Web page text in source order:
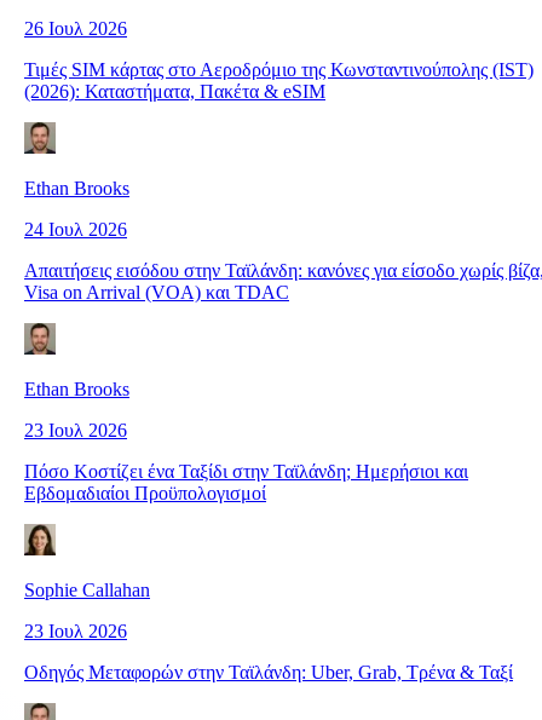
26 Ιουλ 2026
Τιμές SIM κάρτας στο Αεροδρόμιο της Κωνσταντινούπολης (IST)
(2026): Καταστήματα, Πακέτα & eSIM
Ethan Brooks
24 Ιουλ 2026
Απαιτήσεις εισόδου στην Ταϊλάνδη: κανόνες για είσοδο χωρίς
Visa on Arrival (VOA) και TDAC
Ethan Brooks
23 Ιουλ 2026
Πόσο Κοστίζει ένα Ταξίδι στην Ταϊλάνδη; Ημερήσιοι και
Εβδομαδιαίοι Προϋπολογισμοί
Sophie Callahan
23 Ιουλ 2026
Οδηγός Μεταφορών στην Ταϊλάνδη: Uber, Grab, Τρένα & Ταξί